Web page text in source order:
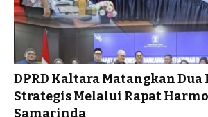
DPRD Kaltara Matangkan Dua
Strategis Melalui Rapat
Samarinda